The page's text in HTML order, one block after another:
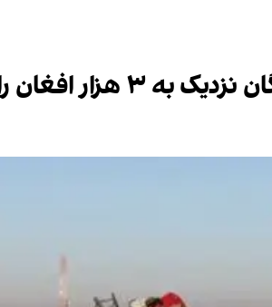
افغان را اخراج کرد